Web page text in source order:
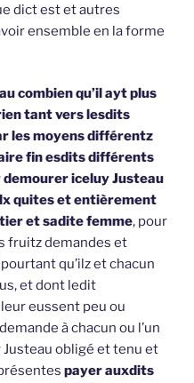
dict est et autres
ensemble en la forme
combien qu’il ayt plus
tant vers lesdits
les moyens différentz
fin esdits différents
iceluy Justeau
quites et entièrement
et sadite femme, pour
fruitz demandes et
qu’ilz et chacun
et dont ledit
eussent peu ou
à chacun ou l’un
Justeau obligé et tenu et
payer auxdits